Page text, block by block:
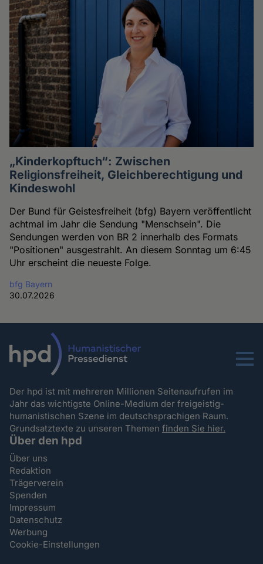
„Kinderkopftuch“: Zwischen
Religionsfreiheit, Gleichberechtigung und
Kindeswohl
Der Bund für Geistesfreiheit (bfg) Bayern veröffentlicht
achtmal im Jahr die Sendung "Menschsein". Die
Sendungen werden von BR 2 innerhalb des Formats
"Positionen" ausgestrahlt. An diesem Sonntag um 6:45
Uhr erscheint die neueste Folge.
bfg Bayern
30.07.2026
Menu
Der hpd ist mit mehreren Millionen Seitenaufrufen im
Jahr das wichtigste Online-Medium der freigeistig-
humanistischen Szene im deutschsprachigen Raum.
Grundsatztexte zu unseren Themenfinden Sie hier.
Über den hpd
Über uns
Redaktion
Trägerverein
Spenden
Impressum
Datenschutz
Werbung
Cookie-Einstellungen